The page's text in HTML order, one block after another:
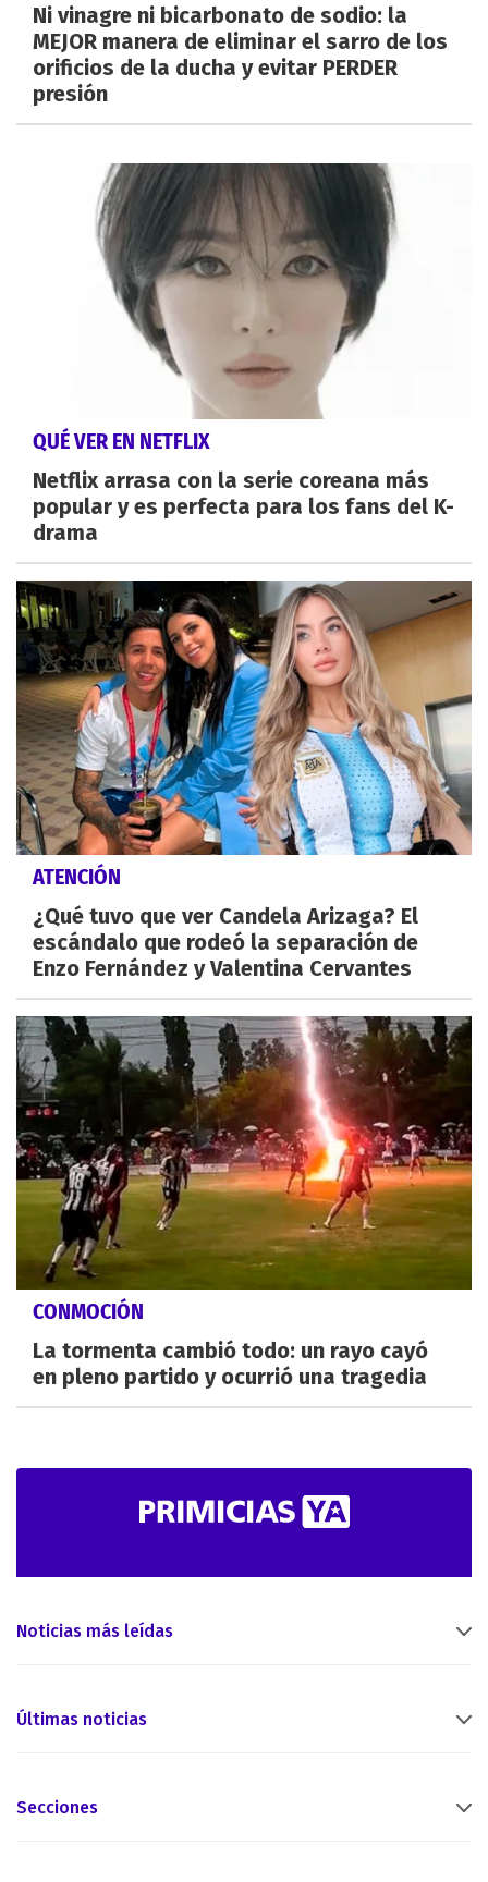
Ni vinagre ni bicarbonato de sodio: la
MEJOR manera de eliminar el sarro de los
orificios de la ducha y evitar PERDER
presión
QUÉ VER EN NETFLIX
Netflix arrasa con la serie coreana más
popular y es perfecta para los fans del K-
drama
ATENCIÓN
¿Qué tuvo que ver Candela Arizaga? El
escándalo que rodeó la separación de
Enzo Fernández y Valentina Cervantes
CONMOCIÓN
La tormenta cambió todo: un rayo cayó
en pleno partido y ocurrió una tragedia
Noticias más leídas
Últimas noticias
Secciones